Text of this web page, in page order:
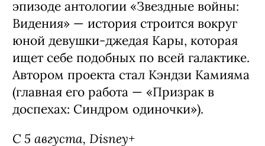
Сериал «Звездные войны: Видения —
Девятый джедай» / Star Wars: Visions
Presents - The Ninth Jedi, премьера